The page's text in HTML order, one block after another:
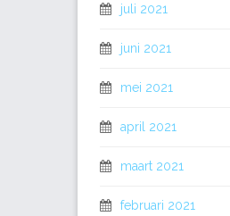
juli 2021
juni 2021
mei 2021
april 2021
maart 2021
februari 2021